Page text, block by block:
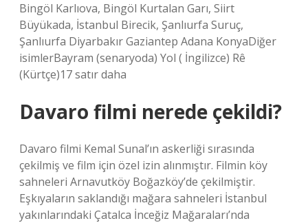
Bingöl Karlıova, Bingöl Kurtalan Garı, Siirt
Büyükada, İstanbul Birecik, Şanlıurfa Suruç,
Şanlıurfa Diyarbakır Gaziantep Adana KonyaDiğer
isimlerBayram (senaryoda) Yol ( İngilizce) Rê
(Kürtçe)17 satır daha
Davaro filmi nerede çekildi?
Davaro filmi Kemal Sunal’ın askerliği sırasında
çekilmiş ve film için özel izin alınmıştır. Filmin köy
sahneleri Arnavutköy Boğazköy’de çekilmiştir.
Eşkıyaların saklandığı mağara sahneleri İstanbul
yakınlarındaki Çatalca İnceğiz Mağaraları’nda